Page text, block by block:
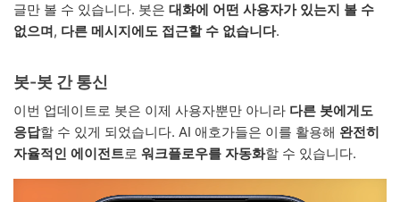
글만 볼 수 있습니다. 봇은 대화에 어떤 사용자가 있는지 볼 수
없으며, 다른 메시지에도 접근할 수 없습니다.
봇-봇 간 통신
이번 업데이트로 봇은 이제 사용자뿐만 아니라 다른 봇에게도
응답할 수 있게 되었습니다. AI 애호가들은 이를 활용해 완전히
자율적인 에이전트로 워크플로우를 자동화할 수 있습니다.